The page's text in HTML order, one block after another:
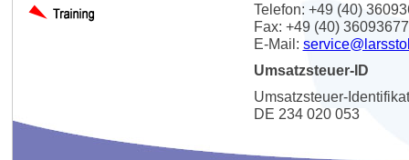
Telefon: +49 (40)
Fax: +49 (40) 36093677
E-Mail:
Umsatzsteuer-ID
Umsatzsteuer-
DE 234 020 053